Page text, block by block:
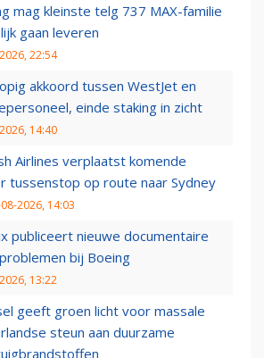
mag kleinste telg 737 MAX-familie
gaan leveren
22:54
akkoord tussen WestJet en
einde staking in zicht
14:40
Airlines verplaatst komende
tussenstop op route naar Sydney
2026, 14:03
publiceert nieuwe documentaire
bij Boeing
13:22
geeft groen licht voor massale
steun aan duurzame